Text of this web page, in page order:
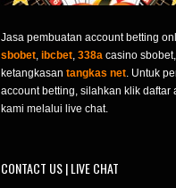
Jasa pembuatan account betting
sbobet, ibcbet, 338a casino
ketangkasan tangkas net. Untuk
account betting, silahkan klik daftar
kami melalui live chat.
CONTACT US | LIVE CHAT